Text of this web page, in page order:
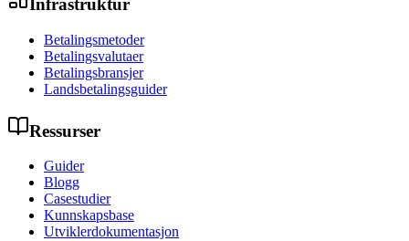
Infrastruktur
Betalingsmetoder
Betalingsvalutaer
Betalingsbransjer
Landsbetalingsguider
Ressurser
Guider
Blogg
Casestudier
Kunnskapsbase
Utviklerdokumentasjon